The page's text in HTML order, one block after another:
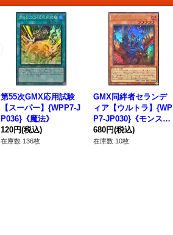
第55次GMX応用試験
【スーパー】{WPP7-J
P036}《魔法》
120円(税込)
在庫数 136枚
GMX同絆者セランデ
ィア【ウルトラ】{WP
P7-JP030}《モンスタ
ー》
680円(税込)
在庫数 10枚